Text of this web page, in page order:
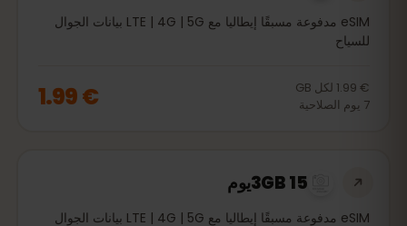
eSIM مدفوعة مسبقًا إيطاليا مع LTE | 4G | 5G بيانات الجوال
للسياح
€ 1.99 لكل GB
7 يوم الصلاحية € 1.99
3GB 15يوم
eSIM مدفوعة مسبقًا إيطاليا مع LTE | 4G | 5G بيانات الجوال